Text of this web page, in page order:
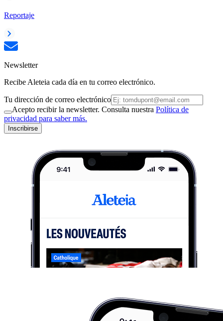
Reportaje
Newsletter
Recibe Aleteia cada día en tu correo electrónico.
Tu dirección de correo electrónico
Acepto recibir la newsletter. Consulta nuestra Política de
privacidad para saber más.
Inscribirse